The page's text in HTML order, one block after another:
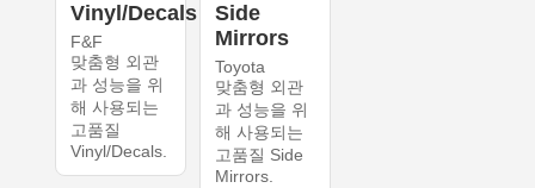
Vinyl/Decals
F&F
맞춤형 외관
과 성능을 위
해 사용되는
고품질
Vinyl/Decals.
Side
Mirrors
Toyota
맞춤형 외관
과 성능을 위
해 사용되는
고품질 Side
Mirrors.